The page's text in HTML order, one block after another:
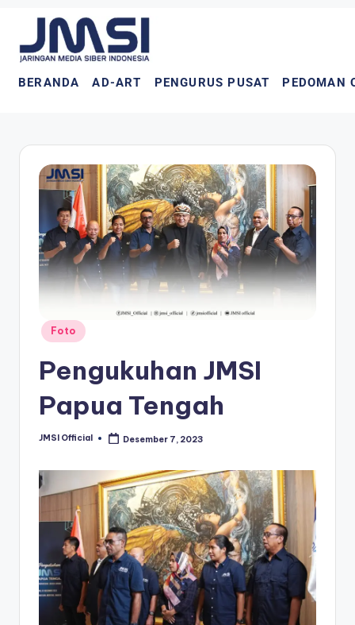
BERANDA AD-ART PENGURUS PUSAT PEDOMAN
Foto
Pengukuhan JMSI
Papua Tengah
JMSI Official Desember 7, 2023